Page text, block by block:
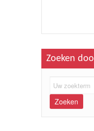
Zoeken
Zoeken